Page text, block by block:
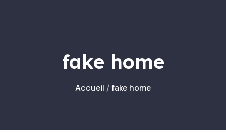
fake home
Accueil /fake home